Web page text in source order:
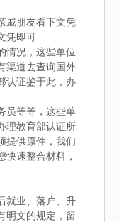
戚朋友看下文凭
凭即可
情况，这些单位
渠道去查询国外
认证鉴于此，办
员等等，这些单
理教育部认证所
提供原件，我们
速整合材料，
就业、落户、升
明文的规定，留